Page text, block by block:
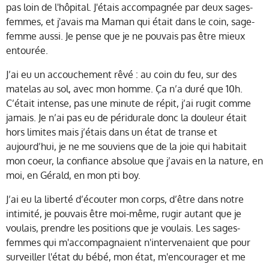
pas loin de l'hôpital. J'étais accompagnée par deux sages-
femmes, et j'avais ma Maman qui était dans le coin, sage-
femme aussi. Je pense que je ne pouvais pas être mieux
entourée.
J’ai eu un accouchement rêvé : au coin du feu, sur des
matelas au sol, avec mon homme. Ça n’a duré que 10h.
C’était intense, pas une minute de répit, j’ai rugit comme
jamais. Je n’ai pas eu de péridurale donc la douleur était
hors limites mais j’étais dans un état de transe et
aujourd’hui, je ne me souviens que de la joie qui habitait
mon coeur, la confiance absolue que j’avais en la nature, en
moi, en Gérald, en mon pti boy.
J’ai eu la liberté d’écouter mon corps, d’être dans notre
intimité, je pouvais être moi-même, rugir autant que je
voulais, prendre les positions que je voulais. Les sages-
femmes qui m'accompagnaient n'intervenaient que pour
surveiller l'état du bébé, mon état, m'encourager et me